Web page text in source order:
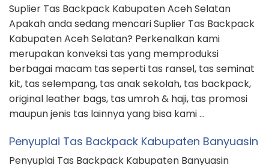
Suplier Tas Backpack Kabupaten Aceh Selatan
Apakah anda sedang mencari Suplier Tas Backpack
Kabupaten Aceh Selatan? Perkenalkan kami
merupakan konveksi tas yang memproduksi
berbagai macam tas seperti tas ransel, tas seminat
kit, tas selempang, tas anak sekolah, tas backpack,
original leather bags, tas umroh & haji, tas promosi
maupun jenis tas lainnya yang bisa kami …
Penyuplai Tas Backpack Kabupaten Banyuasin
Penyuplai Tas Backpack Kabupaten Banyuasin